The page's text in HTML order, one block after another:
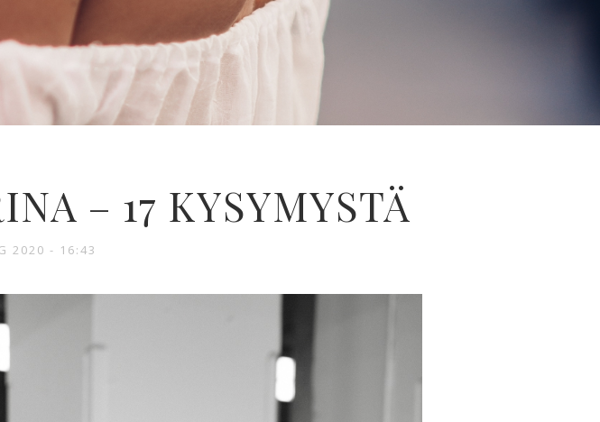
– 17 KYSYMYSTÄ
2020 - 16:43